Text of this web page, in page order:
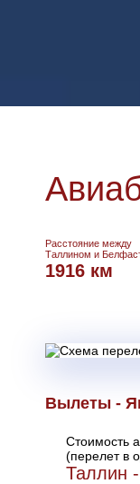
Расстояние между
Таллином и
1916 км
Вылеты -
Стоимость
(перелет в
Таллин